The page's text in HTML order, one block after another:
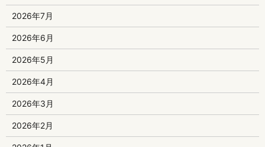
2026年7月
2026年6月
2026年5月
2026年4月
2026年3月
2026年2月